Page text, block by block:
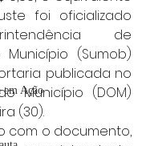
em Ação
foi oficializado
de
(Sumob)
publicada no
Município (DOM)
(30).